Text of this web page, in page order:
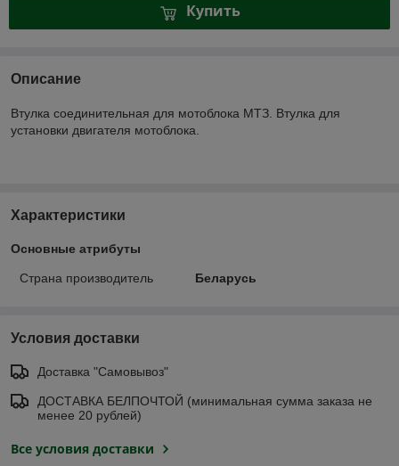
Купить
Описание
Втулка соединительная для мотоблока МТЗ. Втулка для
установки двигателя мотоблока.
Характеристики
Основные атрибуты
Страна производитель Беларусь
Условия доставки
Доставка "Самовывоз"
ДОСТАВКА БЕЛПОЧТОЙ (минимальная сумма заказа не
менее 20 рублей)
Все условия доставки